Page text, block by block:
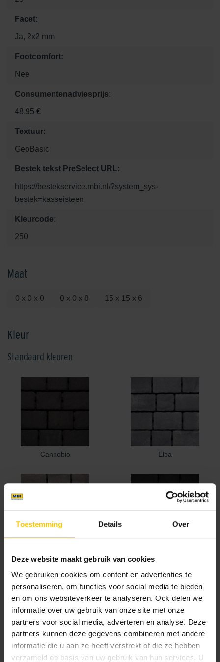
Toestemming Details Over
Deze website maakt gebruik van cookies
We gebruiken cookies om content en advertenties te
personaliseren, om functies voor social media te bieden
en om ons websiteverkeer te analyseren. Ook delen we
informatie over uw gebruik van onze site met onze
partners voor social media, adverteren en analyse. Deze
partners kunnen deze gegevens combineren met andere
informatie die u aan ze heeft verstrekt of die ze hebben
verzameld op basis van uw gebruik van hun services. U
Facet:
Ja, 2x2 mm
Footcomfort:
Nee
Consumentenadviesprijs:
48.95 €
Textuur:
GeoBasic
Bestek tekst PreSelect URL:
https://bestekservice.mbi.nl/?system_sys-
bestek=kasseisteen
Kleurcode:
250
Maat
0 x 0 x 0 0 x 0 x 8 15 x 15 x 6
Kleur
Standaard kleuren
Cannobio Elba
Nieuw
Mystic Mountain